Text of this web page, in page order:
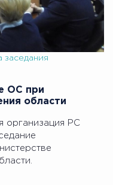
заседания
ОС при
области
организация РС